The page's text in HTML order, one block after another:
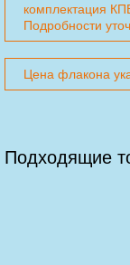
комплектация
Подробности
Цена флакона
Подходящие